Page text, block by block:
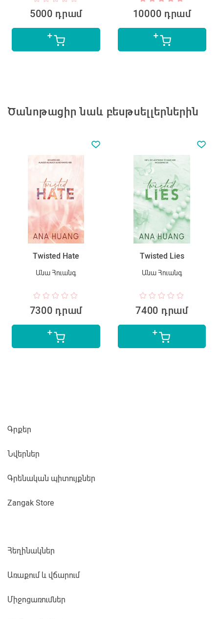
5000 դրամ 10000 դրամ
Ծանոթացիր նաև բեսթսելլերներին
Twisted Hate
Անա Հուանգ
7300 դրամ
Twisted Lies
Անա Հուանգ
7400 դրամ
Գրքեր
Նվերներ
Գրենական պիտույքներ
Zangak Store
Հեղինակներ
Առաքում և վճարում
Միջոցառումներ